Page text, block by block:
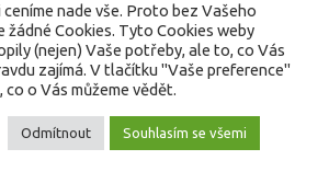
nade vše. Proto bez Vašeho
žádné Cookies. Tyto Cookies weby
(nejen) Vaše potřeby, ale to, co Vás
zajímá. V tlačítku "Vaše preference"
co o Vás můžeme vědět.
Odmítnout Souhlasím se všemi